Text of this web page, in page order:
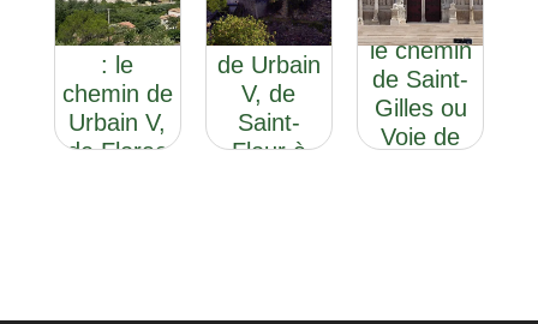
GR®670
Section 2
: le
chemin de
Urbain V,
de Florac
GR®670 :
le chemin
de Urbain
V, de
Saint-
Flour à
GR®700,
le chemin
de Saint-
Gilles ou
Voie de